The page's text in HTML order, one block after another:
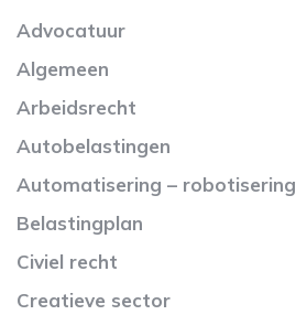
Advocatuur
Algemeen
Arbeidsrecht
Autobelastingen
Automatisering – robotisering
Belastingplan
Civiel recht
Creatieve sector